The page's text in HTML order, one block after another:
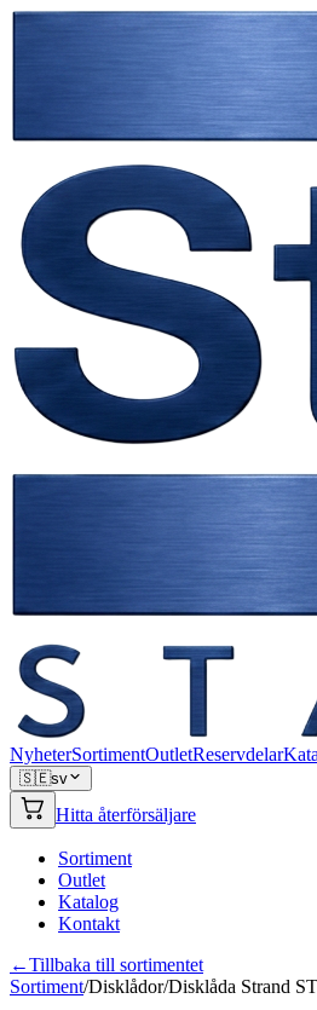
NyheterSortimentOutletReservdelar
🇸🇪sv
Hitta återförsäljare
Sortiment
Outlet
Katalog
Kontakt
←Tillbaka till sortimentet
Sortiment/Disklådor/Disklåda Strand